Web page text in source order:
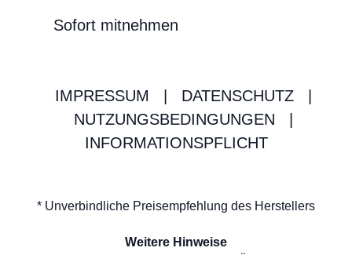
Sofort mitnehmen
IMPRESSUM DATENSCHUTZ
NUTZUNGSBEDINGUNGEN
INFORMATIONSPFLICHT
* Unverbindliche Preisempfehlung des Herstellers
Weitere Hinweise